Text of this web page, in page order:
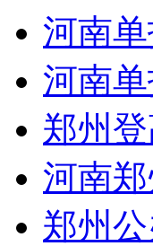
河南
河南
郑州
河南
郑州